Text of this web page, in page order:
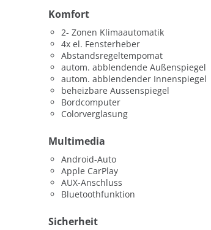
Komfort
2- Zonen Klimaautomatik
4x el. Fensterheber
Abstandsregeltempomat
autom. abblendende Außenspiegel
autom. abblendender Innenspiegel
beheizbare Aussenspiegel
Bordcomputer
Colorverglasung
Multimedia
Android-Auto
Apple CarPlay
AUX-Anschluss
Bluetoothfunktion
Sicherheit